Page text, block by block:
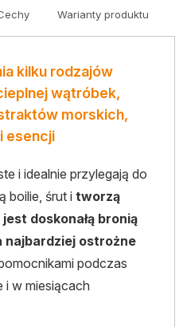
Warianty produktu
kilku rodzajów
wątróbek,
morskich,
esencji
i idealnie przylegają do
boilie, śrut i tworzą
doskonałą bronią
najbardziej ostrożne
podczas
i w miesiącach